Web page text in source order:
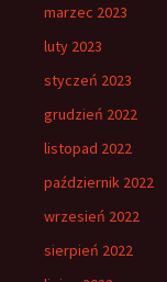
marzec 2023
luty 2023
styczeń 2023
grudzień 2022
listopad 2022
październik 2022
wrzesień 2022
sierpień 2022